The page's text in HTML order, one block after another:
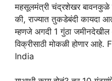
महसूलमंत्री चंद्रशेखर बावनकुळे
की, राज्यात तुकडेबंदी कायदा
म्हणजे अगदी 1 गुंठा
विक्रीसाठी मोकळी होणार
India